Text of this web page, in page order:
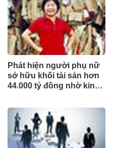
Phát hiện người phụ nữ
sở hữu khối tài sản hơn
44.000 tỷ đồng nhờ kinh